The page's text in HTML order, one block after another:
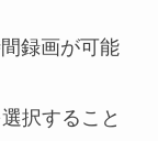
録画が可能
択すること